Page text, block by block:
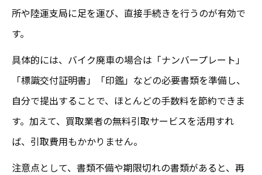
所や陸運支局に足を運び、直接手続きを行うのが有効で
す。
具体的には、バイク廃車の場合は「ナンバープレート」
「標識交付証明書」「印鑑」などの必要書類を準備し、
自分で提出することで、ほとんどの手数料を節約できま
す。加えて、買取業者の無料引取サービスを活用すれ
ば、引取費用もかかりません。
注意点として、書類不備や期限切れの書類があると、再